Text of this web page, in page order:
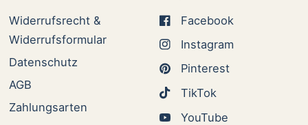
Widerrufsrecht &
Widerrufsformular
Datenschutz
AGB
Zahlungsarten
Facebook
Instagram
Pinterest
TikTok
YouTube